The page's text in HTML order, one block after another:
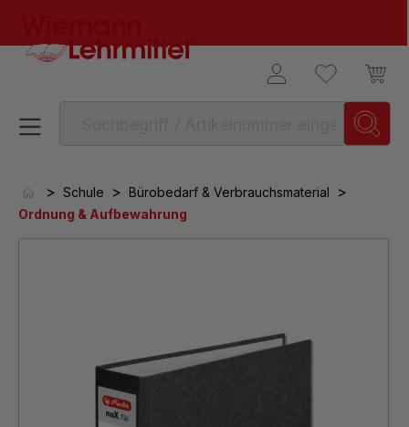
> Schule > Bürobedarf & Verbrauchsmaterial >
Ordnung & Aufbewahrung